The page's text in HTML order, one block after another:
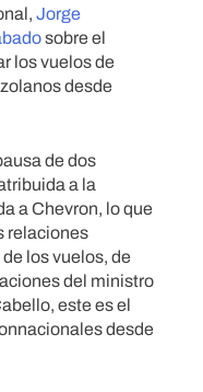
Jorge
sobre el
los vuelos de
desde
de dos
a la
a Chevron, lo que
relaciones
los vuelos, de
del ministro
este es el
desde